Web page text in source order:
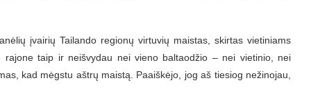
įvairių Tailando regionų virtuvių maistas, skirtas vietiniams
taip ir neišvydau nei vieno baltaodžio – nei vietinio, nei
kad mėgstu aštrų maistą. Paaiškėjo, jog aš tiesiog nežinojau,